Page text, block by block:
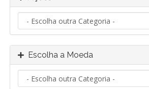
Escolha a Moeda